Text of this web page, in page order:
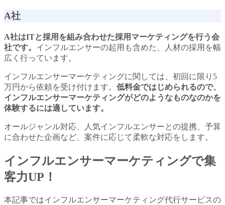
A社
A社はITと採用を組み合わせた採用マーケティングを行う会
社です。 インフルエンサーの起用も含めた、人材の採用を幅
広く行っています。
インフルエンサーマーケティングに関しては、初回に限り5
万円から依頼を受け付けます。 低料金ではじめられるので、
インフルエンサーマーケティングがどのようなものなのかを
体験するには適しています。
オールジャンル対応、人気インフルエンサーとの提携、予算
に合わせた企画など、案件に応じて柔軟な対応をします。
インフルエンサーマーケティングで集
客力UP！
本記事ではインフルエンサーマーケティング代行サービスの